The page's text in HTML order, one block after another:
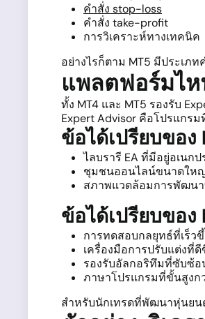
คำสั่ง stop-loss
คำสั่ง take-profit
การวิเคราะห์ทางเทคนิค
อย่างไรก็ตาม MT5 มีประเภ
แพลตฟอร์มไห
ทั้ง MT4 และ MT5 รองรับ
Expert Advisor คือโปรแกร
ข้อได้เปรียบของ
ไลบรารี EA ที่มีอยู่อเนกป
ชุมชนออนไลน์ขนาดให
สภาพแวดล้อมการพัฒนา
ข้อได้เปรียบของ
การทดสอบกลยุทธ์ที่เร็ว
เครื่องมือการปรับแต่งที่
รองรับอัลกอริทึมที่ซับซ้อ
ภาษาโปรแกรมที่ขั้นสูงก
สำหรับนักเทรดที่พัฒนาหุ่นยน